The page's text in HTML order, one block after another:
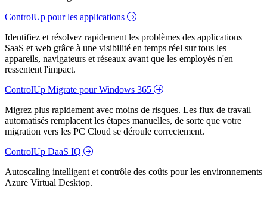
ControlUp pour les applications
Identifiez et résolvez rapidement les problèmes des applications
SaaS et web grâce à une visibilité en temps réel sur tous les
appareils, navigateurs et réseaux avant que les employés n'en
ressentent l'impact.
ControlUp Migrate pour Windows 365
Migrez plus rapidement avec moins de risques. Les flux de travail
automatisés remplacent les étapes manuelles, de sorte que votre
migration vers les PC Cloud se déroule correctement.
ControlUp DaaS IQ
Autoscaling intelligent et contrôle des coûts pour les environnements
Azure Virtual Desktop.